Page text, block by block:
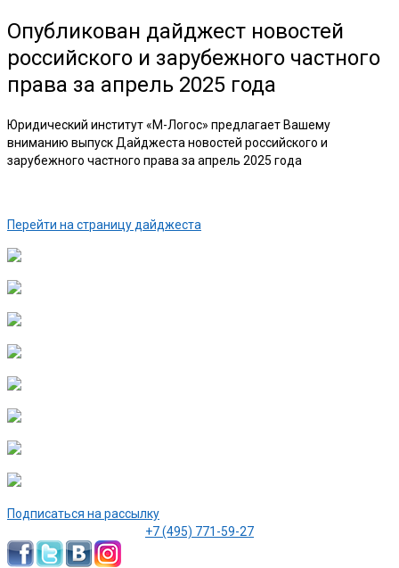
Опубликован дайджест новостей
российского и зарубежного частного
права за апрель 2025 года
Юридический институт «М-Логос» предлагает Вашему
вниманию выпуск Дайджеста новостей российского и
зарубежного частного права за апрель 2025 года
Перейти на страницу дайджеста
Подписаться на рассылку
+7 (495) 771-59-27